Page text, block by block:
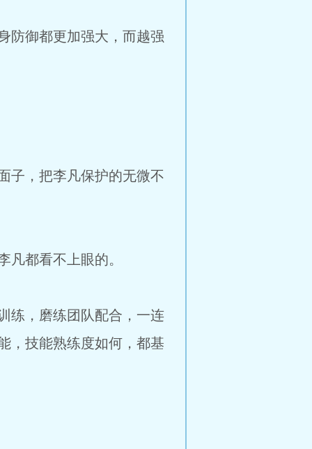
防御都更加强大，而越强
子，把李凡保护的无微不
都看不上眼的。
练，磨练团队配合，一连
，技能熟练度如何，都基